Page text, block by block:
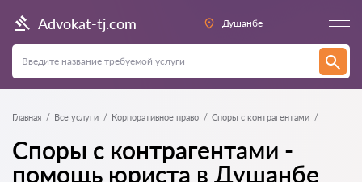
Advokat-tj.com Душанбе
Главная Все услуги Корпоративное право Споры с контрагентами
Споры с контрагентами -
помощь юриста в Душанбе